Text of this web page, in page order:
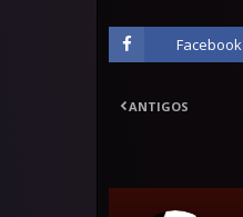
Facebook
ANTIGOS